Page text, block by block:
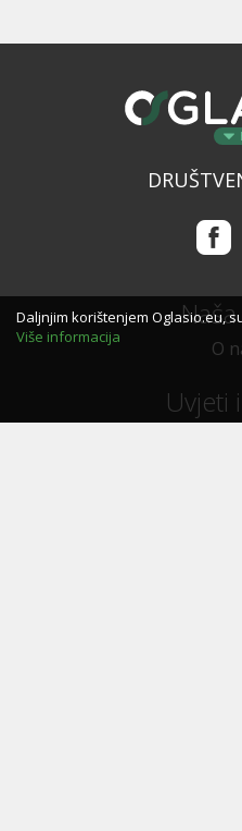
O
Uvjeti
Daljnjim korištenjem Oglasio.eu,
Više informacija